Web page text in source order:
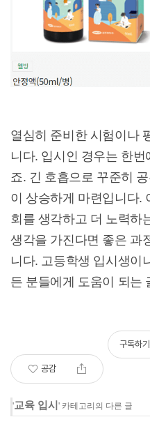
열심히 준비한 시험이나
니다. 입시인 경우는 한
죠. 긴 호흡으로 꾸준히
이 상승하게 마련입니다.
회를 생각하고 더 노력하
생각을 가진다면 좋은 과
니다. 고등학생 입시생이
든 분들에게 도움이 되는
공감
구독하기
'교육 입시 ' 카테고리의 다른 글